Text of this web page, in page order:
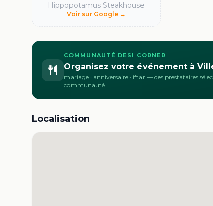
Hippopotamus Steakhouse
Voir sur Google →
COMMUNAUTÉ DESI CORNER
Organisez votre événement à
mariage · anniversaire · iftar — des prestataires
communauté
Localisation